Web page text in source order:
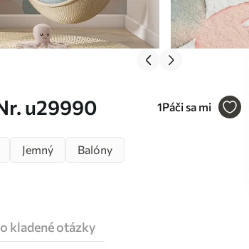
u29990 1Páči sa mi
Jemný
Balóny
kladené otázky